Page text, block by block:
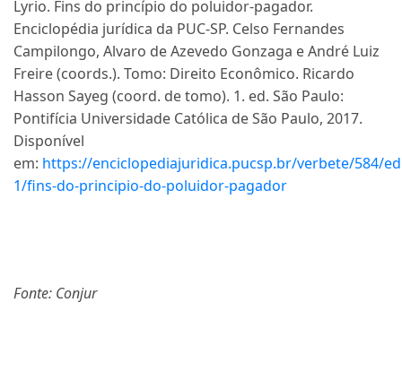
Lyrio. Fins do princípio do poluidor-pagador.
Enciclopédia jurídica da PUC-SP. Celso Fernandes
Campilongo, Alvaro de Azevedo Gonzaga e André Luiz
Freire (coords.). Tomo: Direito Econômico. Ricardo
Hasson Sayeg (coord. de tomo). 1. ed. São Paulo:
Pontifícia Universidade Católica de São Paulo, 2017.
Disponível
em: https://enciclopediajuridica.pucsp.br/verbete/584/
1/fins-do-principio-do-poluidor-pagador
Fonte: Conjur